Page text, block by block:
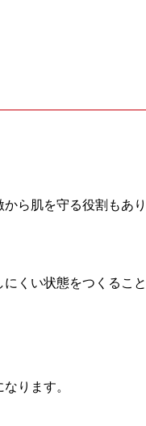
ら肌を守る役割もあり
くい状態をつくること
ります。